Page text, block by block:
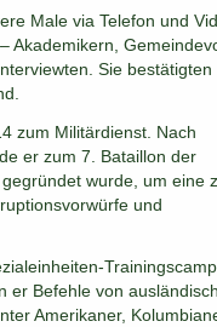
Male via Telefon und
Akademikern,
Sie bestätigten
zum Militärdienst. Nach
er zum 7. Bataillon der
wurde, um eine
und
er Befehle von
Amerikaner,